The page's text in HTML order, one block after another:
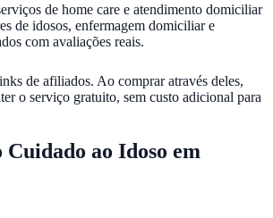
de home care e atendimento domiciliar
de idosos, enfermagem domiciliar e
com avaliações reais.
de afiliados. Ao comprar através deles,
o serviço gratuito, sem custo adicional para
ao Idoso em